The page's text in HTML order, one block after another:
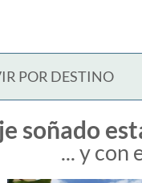
POR DESTINO
soñado
... y con